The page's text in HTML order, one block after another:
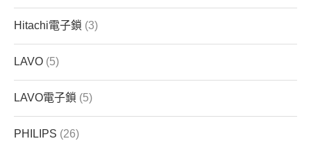
Hitachi電子鎖 (3)
LAVO (5)
LAVO電子鎖 (5)
PHILIPS (26)